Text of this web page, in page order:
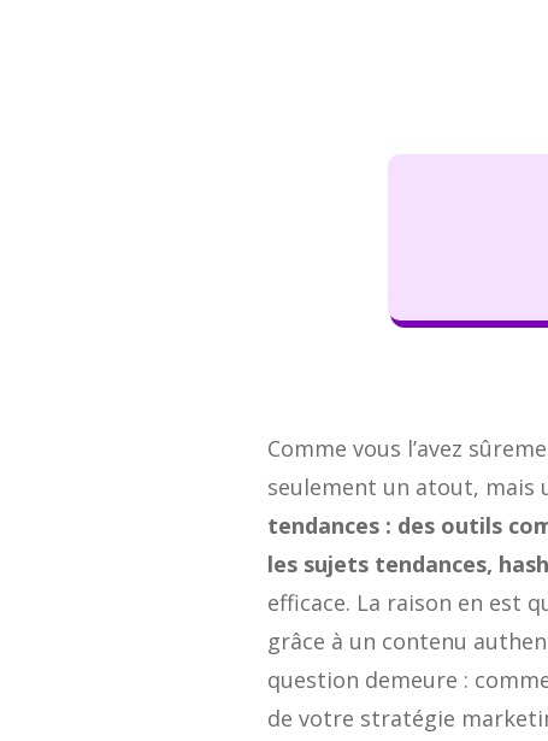
Comme vous l’avez
seulement un atout, mais
tendances : des outils
les sujets tendances,
efficace. La raison en est
grâce à un contenu
question demeure :
de votre stratégie